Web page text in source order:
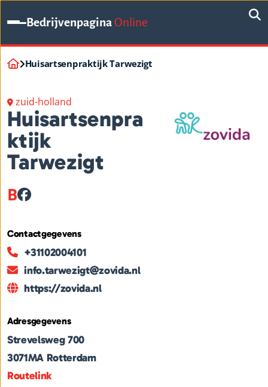
BedrijvenpaginaOnline
Huisartsenpraktijk Tarwezigt
zuid-holland
Huisartsenpra
ktijk
Tarwezigt
B
Contactgegevens
+31102004101
info.tarwezigt@zovida.nl
https://zovida.nl
Adresgegevens
Strevelsweg 700
3071MA Rotterdam
Routelink